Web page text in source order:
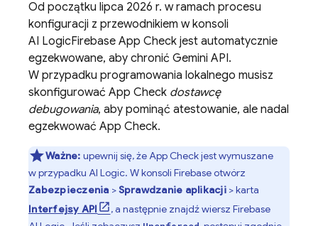
Od początku lipca 2026 r. w ramach procesu
konfiguracji z przewodnikiem w konsoli
AI LogicFirebase App Check jest automatycznie
egzekwowane, aby chronić Gemini API.
W przypadku programowania lokalnego musisz
skonfigurować App Check dostawcę
debugowania, aby pominąć atestowanie, ale nadal
egzekwować App Check.
Ważne: upewnij się, żeApp Checkjest wymuszane
w przypadku AI Logic. W konsoli Firebaseotwórz
Zabezpieczenia >Sprawdzanie aplikacji> karta
Interfejsy API
, a następnie znajdź wiersz Firebase